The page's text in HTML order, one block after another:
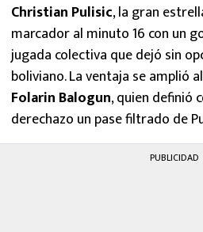
Christian Pulisic, la gran
marcador al minuto 16 con un
jugada colectiva que dejó sin
boliviano. La ventaja se amplió
Folarin Balogun, quien definió
derechazo un pase filtrado de
PUBLICIDAD